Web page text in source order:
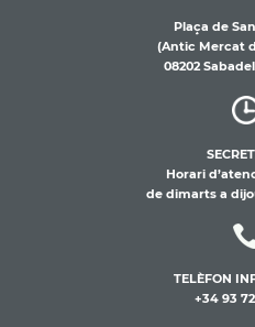
Plaça de
(Antic Mercat
08202
Horari
de dimarts a
TELÈFON
+34 93